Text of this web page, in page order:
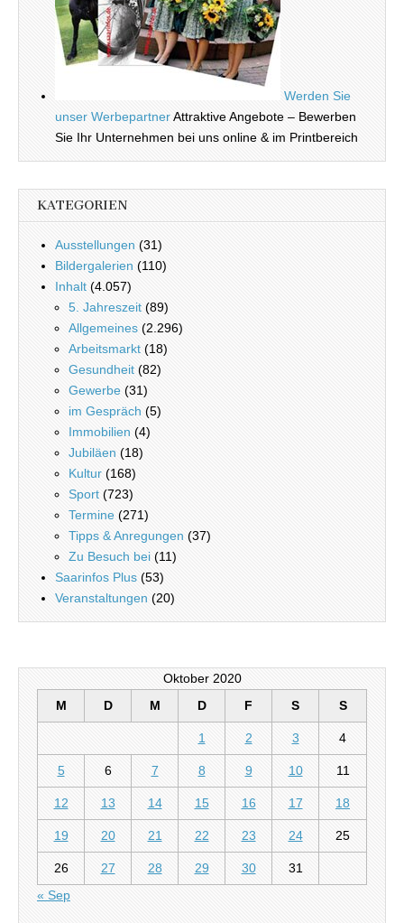
Werden Sie
unser WerbepartnerAttraktive Angebote – Bewerben
Sie Ihr Unternehmen bei uns online & im Printbereich
KATEGORIEN
Ausstellungen (31)
Bildergalerien (110)
Inhalt (4.057)
5. Jahreszeit (89)
Allgemeines (2.296)
Arbeitsmarkt (18)
Gesundheit (82)
Gewerbe (31)
im Gespräch (5)
Immobilien (4)
Jubiläen (18)
Kultur (168)
Sport (723)
Termine (271)
Tipps & Anregungen (37)
Zu Besuch bei (11)
Saarinfos Plus (53)
Veranstaltungen (20)
Oktober 2020
M
D M D F S S
1 2 3 4
5 6 7 8 9 10 11
12 13 14 15 16 17 18
19 20 21 22 23 24 25
26 27 28 29 30
31
« Sep